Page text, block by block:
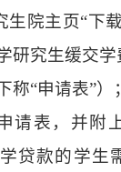
生院主页“下
研究生缓交
称“申请表”）；
请表，并附
学贷款的学生